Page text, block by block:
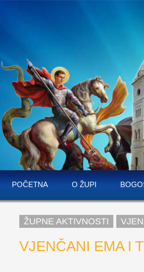
POČETNA O ŽUPI
ŽUPNE AKTIVNOSTI
VJENČANI EMA I